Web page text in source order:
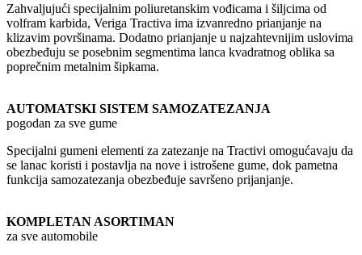
Zahvaljujući specijalnim poliuretanskim vođicama i šiljcima od
volfram karbida, Veriga Tractiva ima izvanredno prianjanje na
klizavim površinama. Dodatno prianjanje u najzahtevnijim uslovima
obezbeđuju se posebnim segmentima lanca kvadratnog oblika sa
poprečnim metalnim šipkama.
AUTOMATSKI SISTEM SAMOZATEZANJA
pogodan za sve gume
Specijalni gumeni elementi za zatezanje na Tractivi omogućavaju da
se lanac koristi i postavlja na nove i istrošene gume, dok pametna
funkcija samozatezanja obezbeđuje savršeno prijanjanje.
KOMPLETAN ASORTIMAN
za sve automobile